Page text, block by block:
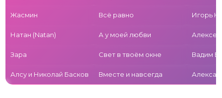
Жасмин Всё равно Игорь
Натан (Natan) А у моей любви
Зара Свет в твоём окне Вадим
Алсу и Николай Басков Вместе и навсегда